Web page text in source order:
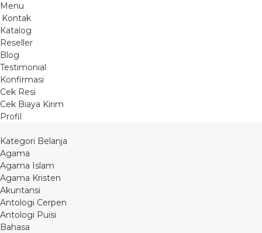
Menu
Kontak
Katalog
Reseller
Blog
Testimonial
Konfirmasi
Cek Resi
Cek Biaya Kirim
Profil
Kategori Belanja
Agama
Agama Islam
Agama Kristen
Akuntansi
Antologi Cerpen
Antologi Puisi
Bahasa